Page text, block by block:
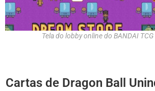
Tela do lobby online do BANDAI TCG
Cartas de Dragon Ball